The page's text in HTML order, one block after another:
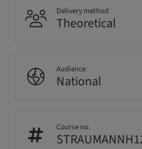
Delivery method
Theoretical
Audience
National
Course no.